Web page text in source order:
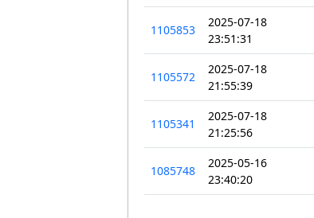
1105853
2025-07-18
23:51:31
1105572
2025-07-18
21:55:39
1105341
2025-07-18
21:25:56
1085748
2025-05-16
23:40:20